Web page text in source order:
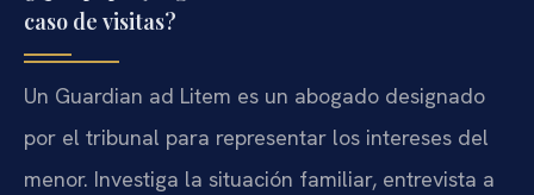
caso de visitas?
Un Guardian ad Litem es un abogado designado
por el tribunal para representar los intereses del
menor. Investiga la situación familiar, entrevista a